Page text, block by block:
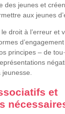
des jeunes et
aux jeunes
droit à l’erreur et
principes – de
et